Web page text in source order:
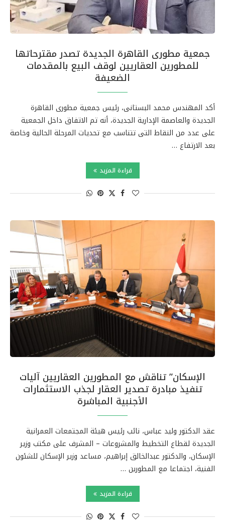
جمعية مطورى القاهرة الجديدة تصدر مقترحاتها
للمطورين العقاريين لوقف البيع بالمقدمات
الضعيفة
أكد المهندس محمد البستانى، رئيس جمعية مطورى القاهرة
الجديدة والعاصمة الإدارية الجديدة، أنه تم الاتفاق داخل الجمعية
على عدد من النقاط التى تتناسب مع تحديات المرحلة الحالية وخاصة
بعد الارتفاع …
قراءة المزيد
الإسكان” تناقش مع المطورين العقاريين آليات
تنفيذ مبادرة تصدير العقار لجذب الاستثمارات
الأجنبية المباشرة
عقد الدكتور وليد عباس، نائب رئيس هيئة المجتمعات العمرانية
الجديدة لقطاع التخطيط والمشروعات – المشرف على مكتب وزير
الإسكان، والدكتور عبدالخالق إبراهيم، مساعد وزير الإسكان للشئون
الفنية، اجتماعا مع المطورين …
قراءة المزيد